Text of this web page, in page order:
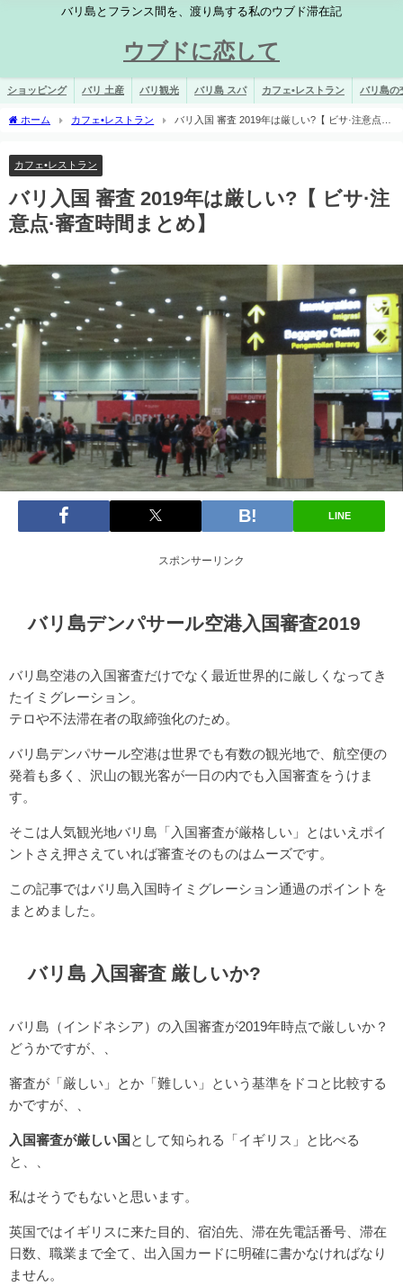
バリ島とフランス間を、渡り鳥する私のウブド滞在記
ウブドに恋して
ショッピング バリ 土産 バリ観光 バリ島 スパ カフェ•レストラン バリ島の
ホーム カフェ•レストラン
バリ入国 審査 2019年は厳しい?【 ビサ·注意点·
カフェ•レストラン
バリ入国 審査 2019年は厳しい?【 ビサ·注
意点·審査時間まとめ】
LINE
スポンサーリンク
バリ島デンパサール空港入国審査2019
バリ島空港の入国審査だけでなく最近世界的に厳しくなってき
たイミグレーション。
テロや不法滞在者の取締強化のため。
バリ島デンパサール空港は世界でも有数の観光地で、航空便の
発着も多く、沢山の観光客が一日の内でも入国審査をうけま
す。
そこは人気観光地バリ島「入国審査が厳格しい」とはいえポイ
ントさえ押さえていれば審査そのものはムーズです。
この記事ではバリ島入国時イミグレーション通過のポイントを
まとめました。
バリ島 入国審査 厳しいか?
バリ島（インドネシア）の入国審査が2019年時点で厳しいか？
どうかですが、、
審査が「厳しい」とか「難しい」という基準をドコと比較する
かですが、、
入国審査が厳しい国 として知られる「イギリス」と比べる
と、、
私はそうでもないと思います。
英国ではイギリスに来た目的、宿泊先、滞在先電話番号、滞在
日数、職業まで全て、出入国カードに明確に書かなければなり
ません。